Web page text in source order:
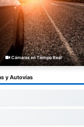
Cámaras en Tiempo Real
y Autovías